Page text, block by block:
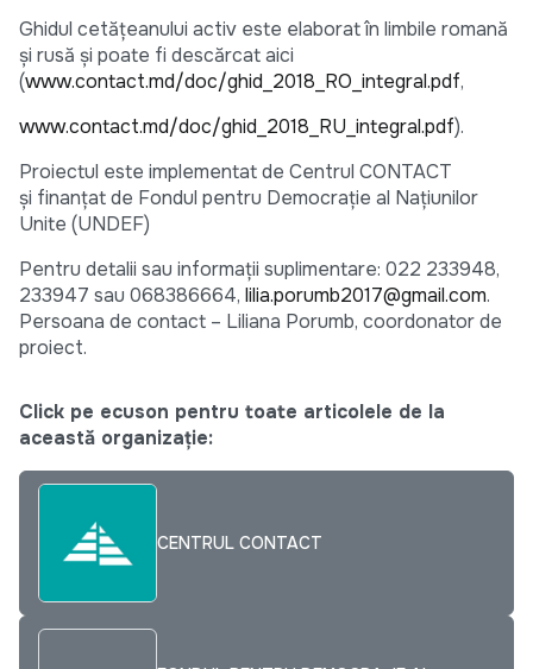
Ghidul cetățeanului activ este elaborat în limbile romană
și rusă și poate fi descărcat aici
(www.contact.md/doc/ghid_2018_RO_integral.pdf,
www.contact.md/doc/ghid_2018_RU_integral.pdf).
Proiectul este implementat de Centrul CONTACT
și finanțat de Fondul pentru Democrație al Națiunilor
Unite (UNDEF)
Pentru detalii sau informații suplimentare: 022 233948,
233947 sau 068386664, lilia.porumb2017@gmail.com.
Persoana de contact – Liliana Porumb, coordonator de
proiect.
Click pe ecuson pentru toate articolele de la
această organizație:
CENTRUL CONTACT